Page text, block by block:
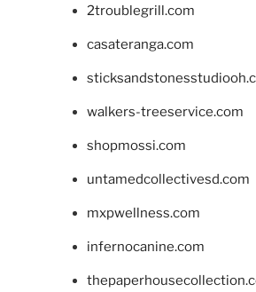
2troublegrill.com
casateranga.com
walkers-treeservice.com
shopmossi.com
untamedcollectivesd.com
mxpwellness.com
infernocanine.com